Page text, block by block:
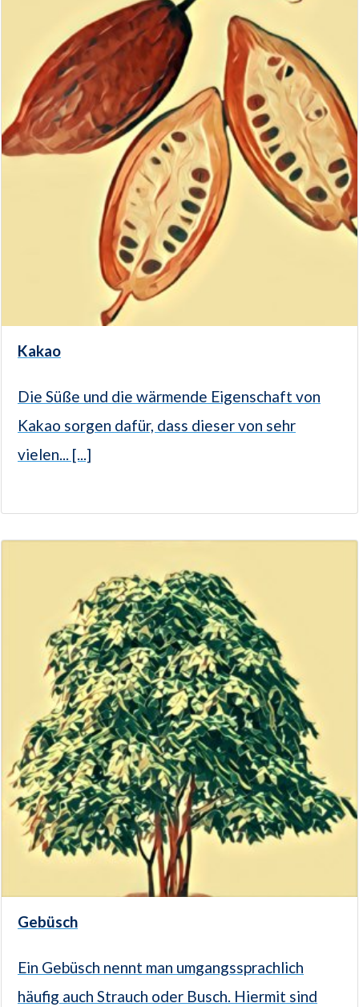
Kakao
Die Süße und die wärmende Eigenschaft von
Kakao sorgen dafür, dass dieser von sehr
vielen... [...]
Gebüsch
Ein Gebüsch nennt man umgangssprachlich
häufig auch Strauch oder Busch. Hiermit sind